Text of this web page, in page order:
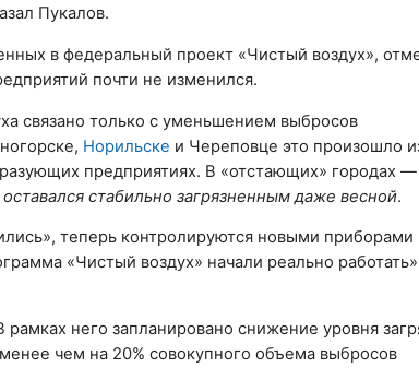
Пукалов.
в федеральный проект «Чистый воздух»,
почти не изменился.
связано только с уменьшением выбросов
Норильске и Череповце это произошло
предприятиях. В «отстающих» городах —
стабильно загрязненным даже весной.
теперь контролируются новыми приборами
«Чистый воздух» начали реально
него запланировано снижение уровня
чем на 20% совокупного объема выбросов